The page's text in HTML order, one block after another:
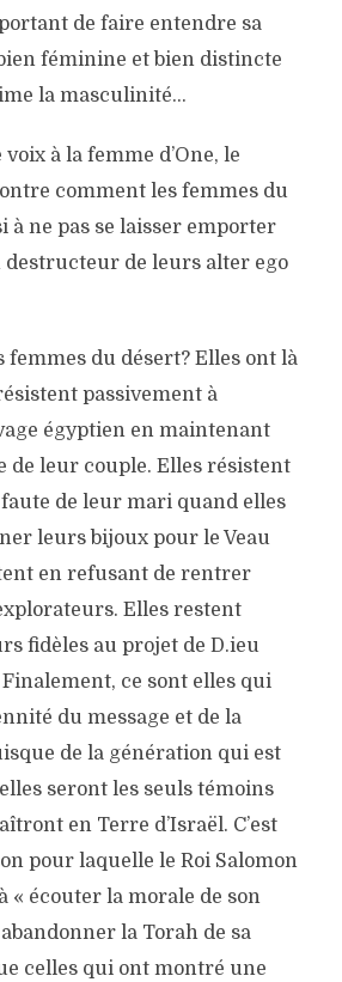
de faire entendre sa
féminine et bien distincte
la masculinité…
à la femme d’One, le
comment les femmes du
à ne pas se laisser emporter
de leurs alter ego
femmes du désert? Elles ont là
passivement à
égyptien en maintenant
de leur couple. Elles résistent
faute de leur mari quand elles
leurs bijoux pour le Veau
en refusant de rentrer
Elles restent
fidèles au projet de D.ieu
ce sont elles qui
du message et de la
de la génération qui est
seront les seuls témoins
en Terre d’Israël. C’est
pour laquelle le Roi Salomon
« écouter la morale de son
la Torah de sa
celles qui ont montré une